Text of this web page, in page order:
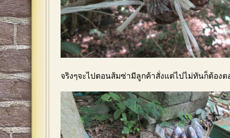
จริงๆจะไปตอนส้มซ่ามีลูกค้าสั่งแต่ไปไม่ทันก็ต้องต